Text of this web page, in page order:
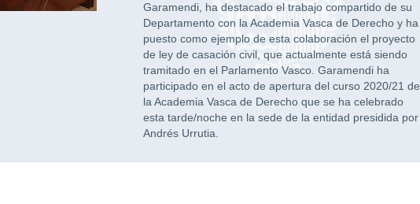
Garamendi, ha destacado el trabajo compartido de su
Departamento con la Academia Vasca de Derecho y ha
puesto como ejemplo de esta colaboración el proyecto
de ley de casación civil, que actualmente está siendo
tramitado en el Parlamento Vasco. Garamendi ha
participado en el acto de apertura del curso 2020/21 de
la Academia Vasca de Derecho que se ha celebrado
esta tarde/noche en la sede de la entidad presidida por
Andrés Urrutia.